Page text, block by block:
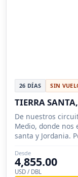
26 DÍAS SIN
TIERRA
De nuestros
Medio, donde
santa y Jordania.
Desde
4,855.00
USD / DBL